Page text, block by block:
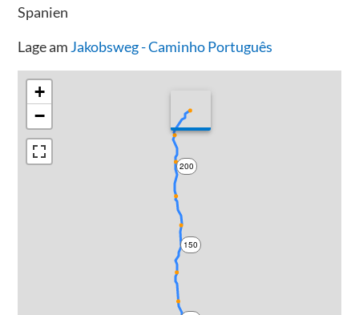
Spanien
Lage am Jakobsweg - Caminho Português
150
200
+
−